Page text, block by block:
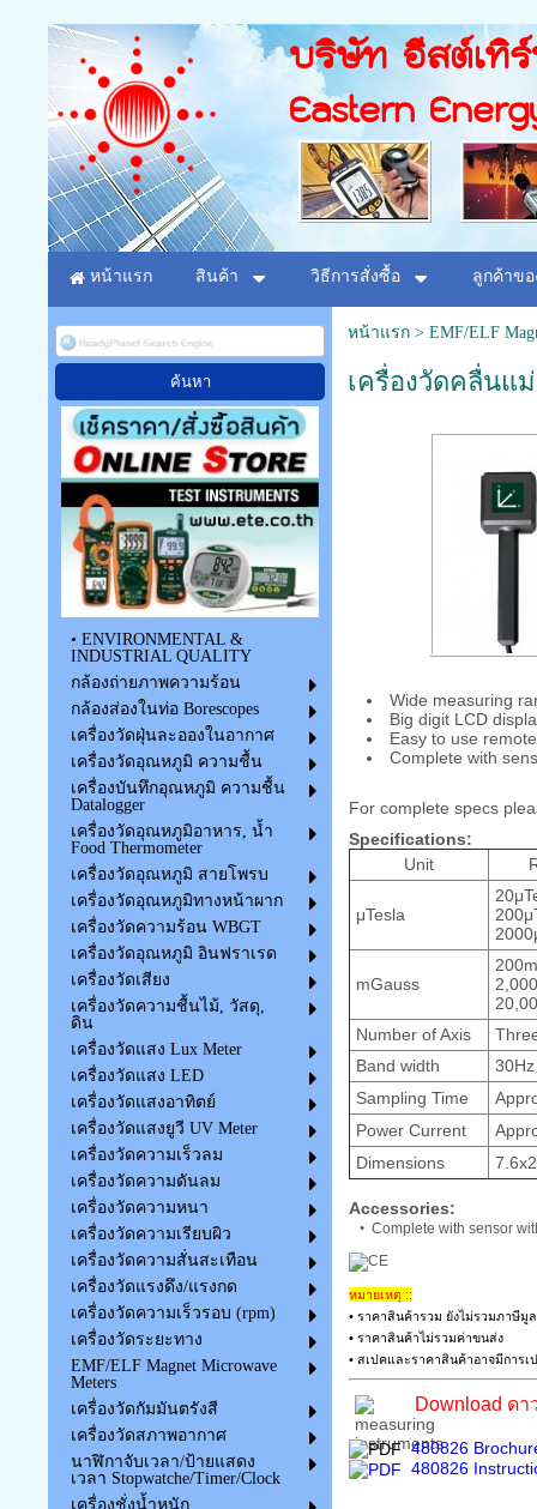
บริษัท อีสต์เทิ
Eastern
หน้าแรก สินค้า วิธีการสั่งซื้อ ลูกค้าขอ
• ENVIRONMENTAL &
INDUSTRIAL QUALITY
กล้องถ่ายภาพความร้อน
กล้องส่องในท่อ Borescopes
เครื่องวัดฝุ่นละอองในอากาศ
เครื่องวัดอุณหภูมิ ความชื้น
เครื่องบันทึกอุณหภูมิ ความชื้น
Datalogger
เครื่องวัดอุณหภูมิอาหาร, น้ำ
Food Thermometer
เครื่องวัดอุณหภูมิ สายโพรบ
เครื่องวัดอุณหภูมิทางหน้าผาก
เครื่องวัดความร้อน WBGT
เครื่องวัดอุณหภูมิ อินฟราเรด
เครื่องวัดเสียง
เครื่องวัดความชื้นไม้, วัสดุ,
ดิน
เครื่องวัดแสง Lux Meter
เครื่องวัดแสง LED
เครื่องวัดแสงอาทิตย์
เครื่องวัดแสงยูวี UV Meter
เครื่องวัดความเร็วลม
เครื่องวัดความดันลม
เครื่องวัดความหนา
เครื่องวัดความเรียบผิว
เครื่องวัดความสั่นสะเทือน
เครื่องวัดแรงดึง/แรงกด
เครื่องวัดความเร็วรอบ (rpm)
เครื่องวัดระยะทาง
EMF/ELF Magnet Microwave
Meters
เครื่องวัดกัมมันตรังสี
เครื่องวัดสภาพอากาศ
นาฬิกาจับเวลา/ป้ายแสดง
เวลา Stopwatche/Timer/Clock
เครื่องชั่งน้ำหนัก
หน้าแรก> EMF/ELF
เครื่องวัดคลื่นแม่
Wide measuring
Big digit LCD
Easy to use
Complete with
For complete specs
Specifications:
Unit
μTesla
mGauss
Number of Axis
Band width
Sampling Time
Power Current
Dimensions
Accessories:
•Complete with sensor
หมายเหตุ ::
• ราคาสินค้ารวม ยังไม่รวมภาษีมู
• ราคาสินค้าไม่รวมค่าขนส่ง
• สเปคและราคาสินค้าอาจมีการ
Download ด
480826
480826